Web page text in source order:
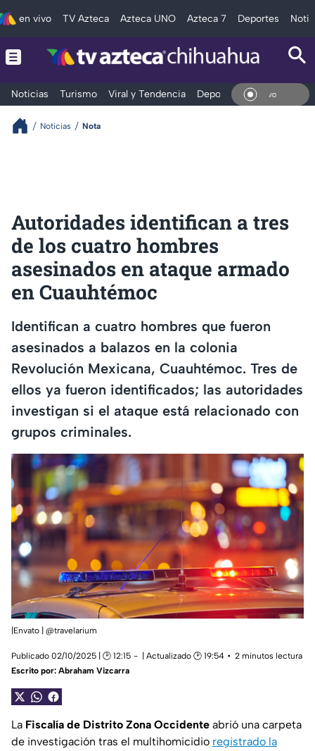
en vivo TV Azteca Azteca UNO Azteca 7 Deportes
Noticias Turismo Viral y Tendencia Deportes Espectáculos
En
Noticias Nota
Autoridades identifican a tres
de los cuatro hombres
asesinados en ataque armado
en Cuauhtémoc
Identifican a cuatro hombres que fueron
asesinados a balazos en la colonia
Revolución Mexicana, Cuauhtémoc. Tres de
ellos ya fueron identificados; las autoridades
investigan si el ataque está relacionado con
grupos criminales.
|Envato | @travelarium
Publicado 02/10/2025 | 🕑 12:15 | Actualizado 🕑 19:54
2 minutos lectura
Escrito por: Abraham Vizcarra
La Fiscalía de Distrito Zona Occidente abrió una carpeta
de investigación tras el multihomicidio registrado la